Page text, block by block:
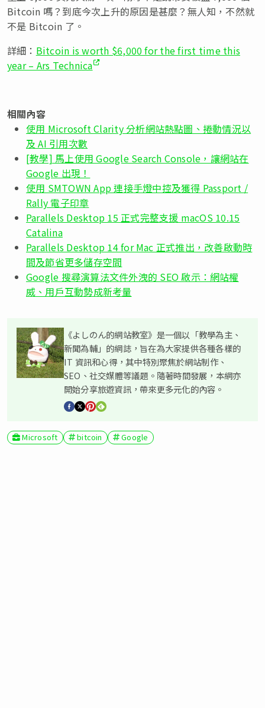
Bitcoin 嗎？到底今次上升的原因是甚麼？無人知，不然就
不是 Bitcoin 了。
詳細： Bitcoin is worth $6,000 for the first time this
year – Ars Technica
相關內容
使用 Microsoft Clarity 分析網站熱點圖、捲動情況以
及 AI 引用次數
[教學] 馬上使用 Google Search Console，讓網站在
Google 出現！
使用 SMTOWN App 連接手燈中控及獲得 Passport /
Rally 電子印章
Parallels Desktop 15 正式完整支援 macOS 10.15
Catalina
Parallels Desktop 14 for Mac 正式推出，改善啟動時
間及節省更多儲存空間
Google 搜尋演算法文件外洩的 SEO 啟示：網站權
威、用戶互動勢成新考量
《よしのん的網站教室》是一個以「教學為主、
新聞為輔」的網誌，旨在為大家提供各種各樣的
IT 資訊和心得，其中特別聚焦於網站制作、
SEO、社交媒體等議題。隨著時間發展，本網亦
開始分享旅遊資訊，帶來更多元化的內容。
Microsoft bitcoin Google